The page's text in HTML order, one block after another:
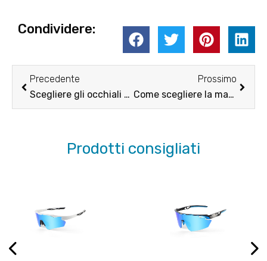
Condividere:
Prec
Precedente
Scegliere gli occhiali da baseball giusti
Prossimo
Come scegliere la maschera da sci giusta
Prodotti consigliati